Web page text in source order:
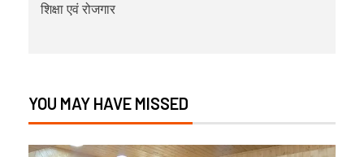
शिक्षा एवं रोजगार
YOU MAY HAVE MISSED